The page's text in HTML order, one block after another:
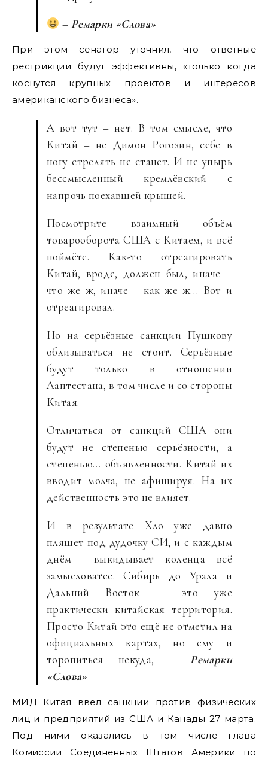
– Ремарки «Слова»
При этом сенатор уточнил, что ответные
рестрикции будут эффективны, «только когда
коснутся крупных проектов и интересов
американского бизнеса».
А вот тут – нет. В том смысле, что
Китай – не Димон Рогозин, себе в
ногу стрелять не станет. И не упырь
бессмысленный кремлёвский с
напрочь поехавшей крышей.
Посмотрите взаимный объём
товарооборота США с Китаем, и всё
поймёте. Как-то отреагировать
Китай, вроде, должен был, иначе –
что же ж, иначе – как же ж… Вот и
отреагировал.
Но на серьёзные санкции Пушкову
облизываться не стоит. Серьёзные
будут только в отношении
Лаптестана, в том числе и со стороны
Китая.
Отличаться от санкций США они
будут не степенью серьёзности, а
степенью… объявленности. Китай их
вводит молча, не афишируя. На их
действенность это не влияет.
И в результате Хло уже давно
пляшет под дудочку СИ, и с каждым
днём выкидывает коленца всё
замысловатее. Сибирь до Урала и
Дальний Восток — это уже
практически китайская территория.
Просто Китай это ещё не отметил на
официальных картах, но ему и
торопиться некуда, – Ремарки
«Слова»
МИД Китая ввел санкции против физических
лиц и предприятий из США и Канады 27 марта.
Под ними оказались в том числе глава
Комиссии Соединенных Штатов Америки по